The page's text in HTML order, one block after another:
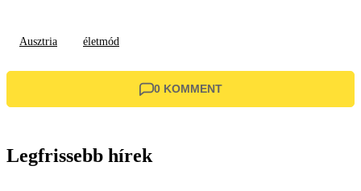
Ausztria életmód
0 KOMMENT
Legfrissebb hírek